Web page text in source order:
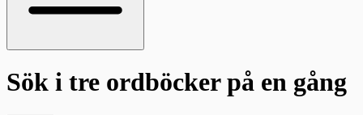
Sök i tre ordböckerpå en gång